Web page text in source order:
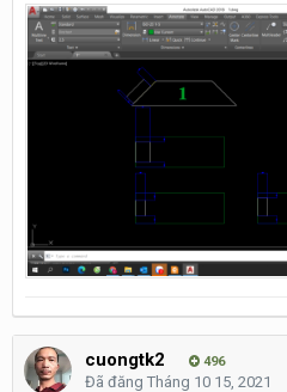
cuongtk2 496
Đã đăng Tháng 10 15, 2021